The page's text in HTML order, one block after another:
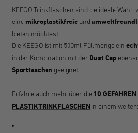
KEEGO Trinkflaschen sind die ideale Wahl,
eine mikroplastikfreie und
bieten möchtest.
Die KEEGO ist mit 500ml Füllmenge ein
in der Kombination mit der Dust Cap
Sporttaschen geeignet.
Erfahre auch mehr über die 10 GEFAHREN
PLASTIKTRINKFLASCHEN in einem